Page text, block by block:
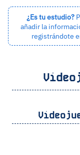
¿Es tu estudio?
añadir la
registrándote